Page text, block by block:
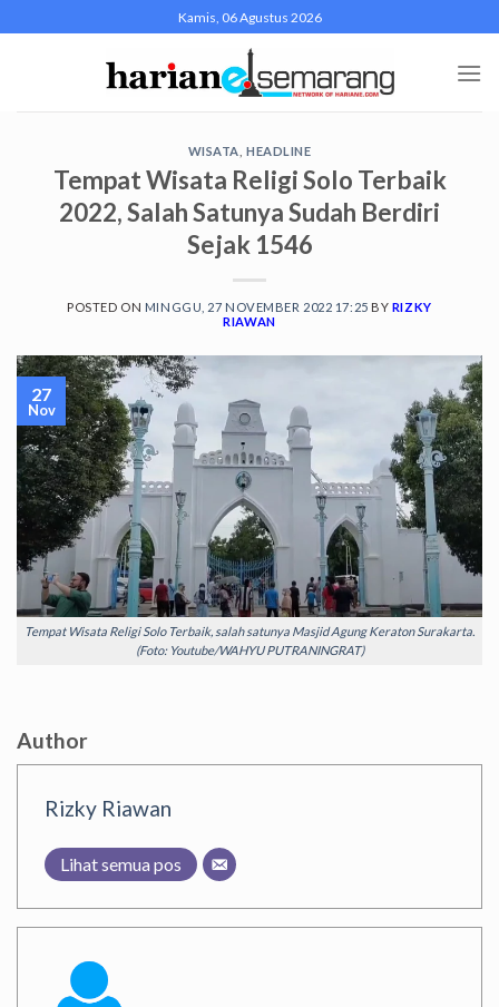
to
Kamis, 06 Agustus 2026
WISATA HEADLINE
Tempat Wisata Religi Solo Terbaik
2022, Salah Satunya Sudah Berdiri
Sejak 1546
POSTED ON MINGGU, 27 NOVEMBER 2022 17:25 BY RIZKY
RIAWAN
Tempat Wisata Religi Solo Terbaik, salah satunya Masjid Agung Keraton Surakarta.
(Foto: Youtube/WAHYU PUTRANINGRAT)
27
Nov
Author
Rizky Riawan
Lihat semua pos